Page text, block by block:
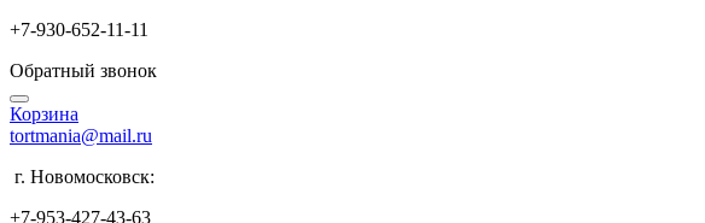
+7-930-652-11-11
Обратный звонок
Корзина
tortmania@mail.ru
г. Новомосковск:
+7-953-427-43-63